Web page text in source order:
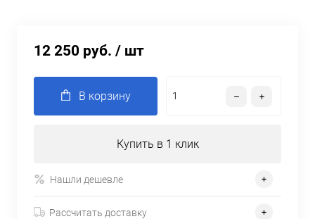
12 250 руб. / шт
В корзину
Купить в 1 клик
Нашли дешевле
Рассчитать доставку